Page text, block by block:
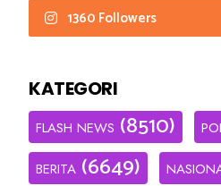
1360 Followers
KATEGORI
FLASH NEWS (8510)
BERITA (6649)